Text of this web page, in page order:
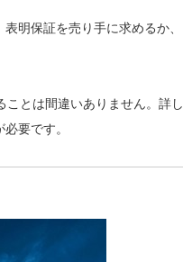
明保証を売り手に求めるか、
とは間違いありません。詳し
要です。